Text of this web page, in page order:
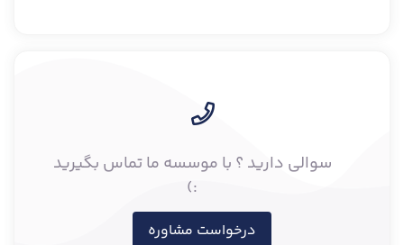
سوالی دارید ؟ با موسسه ما تماس بگیرید
:)
درخواست مشاوره